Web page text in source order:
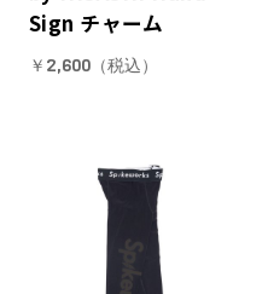
Sign チャーム
￥2,600（税込）